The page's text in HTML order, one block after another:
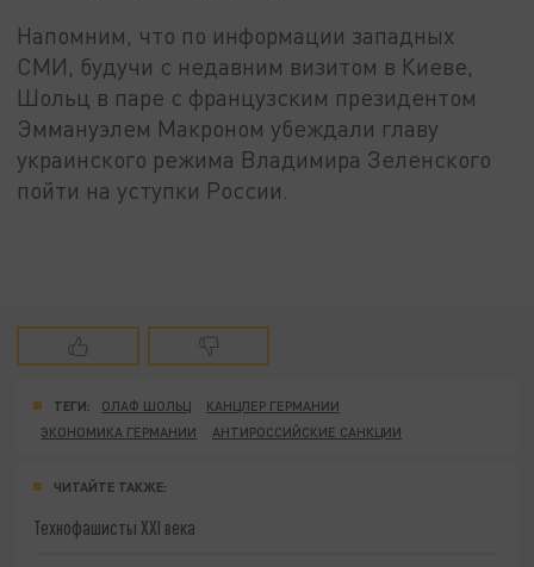
Напомним, что по информации западных
СМИ, будучи с недавним визитом в Киеве,
Шольц в паре с французским президентом
Эммануэлем Макроном убеждали главу
украинского режима Владимира Зеленского
пойти на уступки России.
ТЕГИ: ОЛАФ ШОЛЬЦ
КАНЦЛЕР ГЕРМАНИИ
ЭКОНОМИКА ГЕРМАНИИ
АНТИРОССИЙСКИЕ САНКЦИИ
ЧИТАЙТЕ ТАКЖЕ:
Технофашисты XXI века